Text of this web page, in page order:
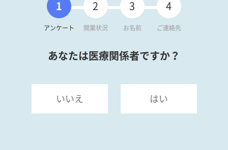
1
アンケート
2
開業状況
3
お名前
4
ご連絡先
あなたは医療関係者ですか？
いいえ はい